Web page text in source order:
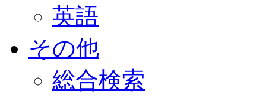
英語
その他
総合検索